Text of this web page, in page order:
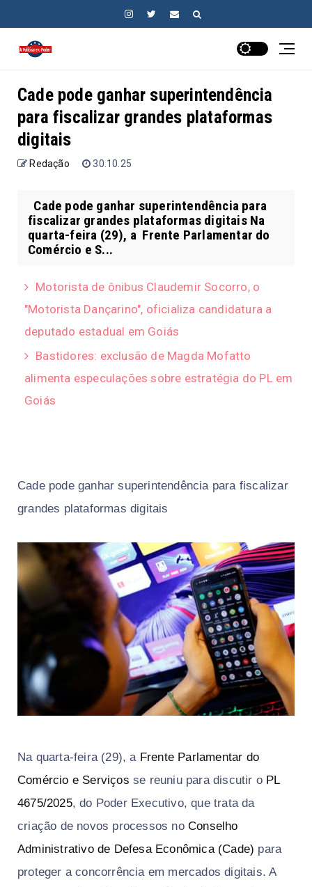
Cade pode ganhar superintendência
para fiscalizar grandes plataformas
digitais
Redação 30.10.25
Cade pode ganhar superintendência para
fiscalizar grandes plataformas digitais Na
quarta-feira (29), a Frente Parlamentar do
Comércio e S...
Motorista de ônibus Claudemir Socorro, o
"Motorista Dançarino", oficializa candidatura a
deputado estadual em Goiás
Bastidores: exclusão de Magda Mofatto
alimenta especulações sobre estratégia do PL em
Goiás
Cade pode ganhar superintendência para fiscalizar
grandes plataformas digitais
Na quarta-feira (29), a Frente Parlamentar do
Comércio e Serviços se reuniu para discutir o PL
4675/2025, do Poder Executivo, que trata da
criação de novos processos no Conselho
Administrativo de Defesa Econômica (Cade) para
proteger a concorrência em mercados digitais. A